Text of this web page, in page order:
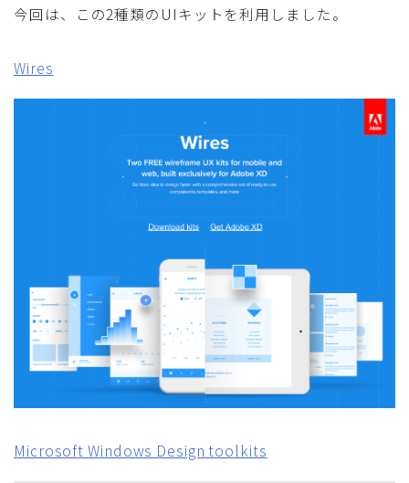
今回は、この2種類のUIキットを利用しました。
Wires
Microsoft Windows Design toolkits